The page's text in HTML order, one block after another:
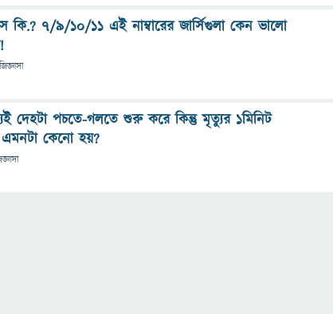
কি.? ৭/৯/১০/১১ এই নাম্বারের জার্সিগুলা কেন ভালো
জিজ্ঞাসা
দেহটা পচতে-গলতে শুরু করে কিন্তু মৃত্যুর ১মিনিট
এমনটা কেনো হয়?